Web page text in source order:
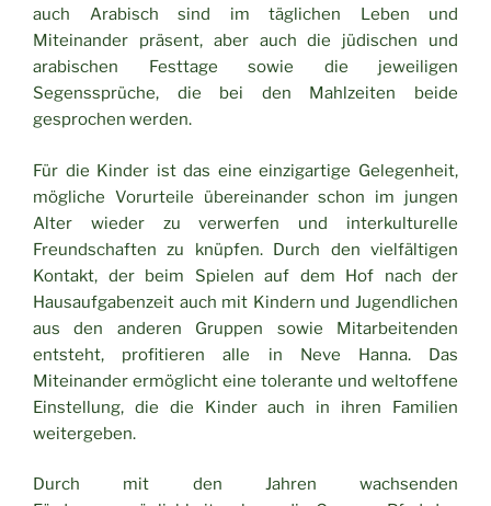
auch Arabisch sind im täglichen Leben und
Miteinander präsent, aber auch die jüdischen und
arabischen Festtage sowie die jeweiligen
Segenssprüche, die bei den Mahlzeiten beide
gesprochen werden.
Für die Kinder ist das eine einzigartige Gelegenheit,
mögliche Vorurteile übereinander schon im jungen
Alter wieder zu verwerfen und interkulturelle
Freundschaften zu knüpfen. Durch den vielfältigen
Kontakt, der beim Spielen auf dem Hof nach der
Hausaufgabenzeit auch mit Kindern und Jugendlichen
aus den anderen Gruppen sowie Mitarbeitenden
entsteht, profitieren alle in Neve Hanna. Das
Miteinander ermöglicht eine tolerante und weltoffene
Einstellung, die die Kinder auch in ihren Familien
weitergeben.
Durch mit den Jahren wachsenden